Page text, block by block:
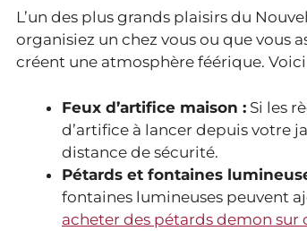
L’un des plus grands plaisirs du
organisiez un chez vous ou que vous
créent une atmosphère féérique.
Feux d’artifice maison : Si les
d’artifice à lancer depuis votre
distance de sécurité.
Pétards et fontaines
fontaines lumineuses peuvent
acheter des pétards demon sur